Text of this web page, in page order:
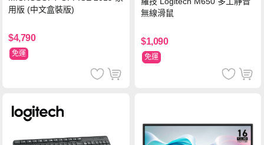
用版 (中文盒裝版)
$4,790
免運
無線滑鼠
$1,090
免運